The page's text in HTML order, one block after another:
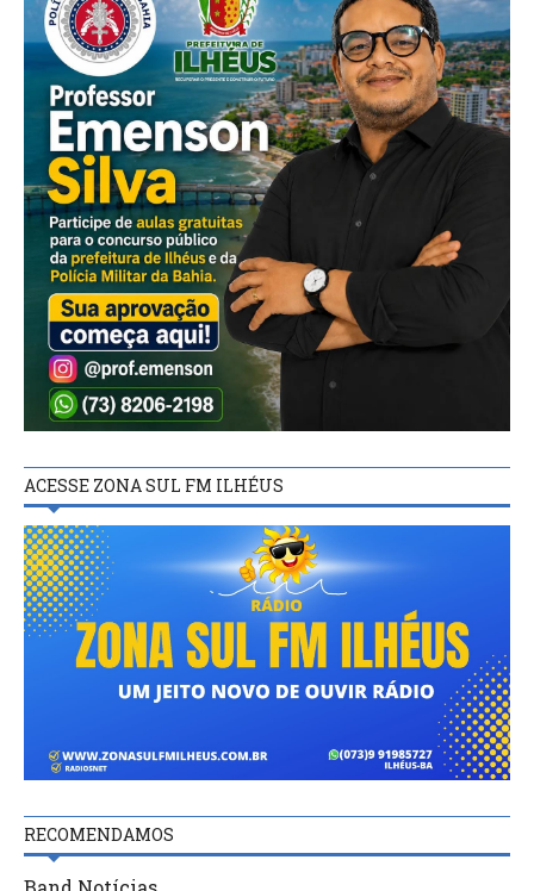
ACESSE ZONA SUL FM ILHÉUS
RECOMENDAMOS